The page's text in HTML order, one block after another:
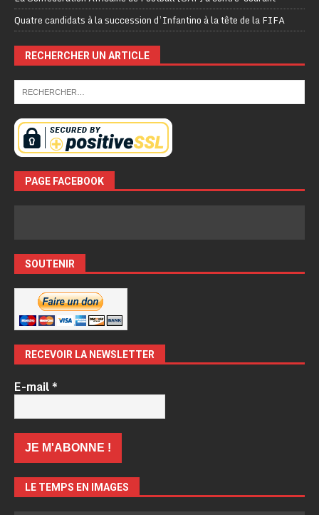
Quatre candidats à la succession d’Infantino à la tête de la FIFA
RECHERCHER UN ARTICLE
PAGE FACEBOOK
SOUTENIR
RECEVOIR LA NEWSLETTER
E-mail*
LE TEMPS EN IMAGES